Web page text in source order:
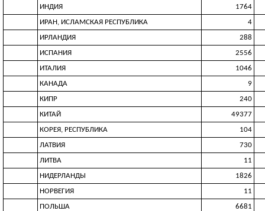
ИНДИЯ
1764
ИРАН, ИСЛАМСКАЯ РЕСПУБЛИКА
4
ИРЛАНДИЯ
288
ИСПАНИЯ
2556
ИТАЛИЯ
1046
КАНАДА
9
КИПР
240
КИТАЙ
49377
КОРЕЯ, РЕСПУБЛИКА
104
ЛАТВИЯ
730
ЛИТВА
11
НИДЕРЛАНДЫ
1826
НОРВЕГИЯ
11
ПОЛЬША
6681